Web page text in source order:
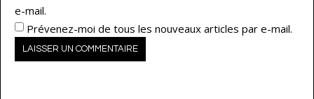
e-mail.
Prévenez-moi de tous les nouveaux articles par e-mail.